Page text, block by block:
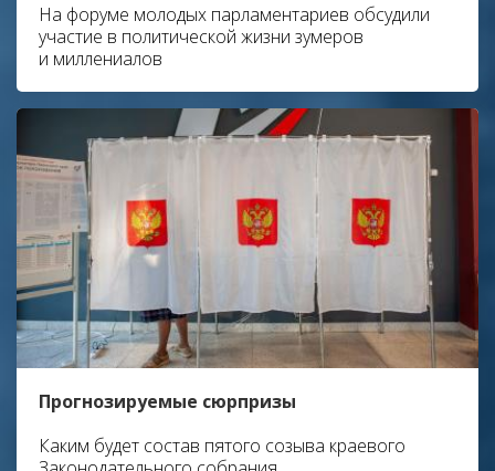
На форуме молодых парламентариев обсудили
участие в политической жизни зумеров
и миллениалов
Прогнозируемые сюрпризы
Каким будет состав пятого созыва краевого